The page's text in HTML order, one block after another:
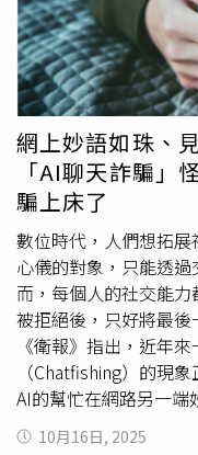
康茨的胸口並扣動扳
當辛辛那提市的消防
抵現場時，康茨已經
恩於次日早上被逮捕
過失殺人罪。漢密爾頓
成立，霍恩可能面臨終
方描述事件經過時情
極大的悲痛。漢密爾頓
Mallory）則在法庭上
傷，若這些指控屬實，
恩的保釋金被設定為
的辯護律師曾請求法
恩此前沒有任何犯罪
件的嚴重性後，仍決
網上妙語如珠、
「AI聊天詐騙」
騙上床了
數位時代，人們想拓
心儀的對象，只能透
而，每個人的社交能
被拒絕後，只好將最
《衛報》指出，近年
（Chatfishing）的現
AI的幫忙在網路另一端
寐以求的靈魂伴侶，
10月16日, 2025